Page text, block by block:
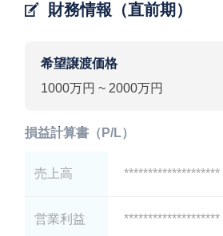
財務情報（直前期）
希望譲渡価格
1000万円 ~ 2000万円
損益計算書（P/L）
売上高 ********************
営業利益 ********************